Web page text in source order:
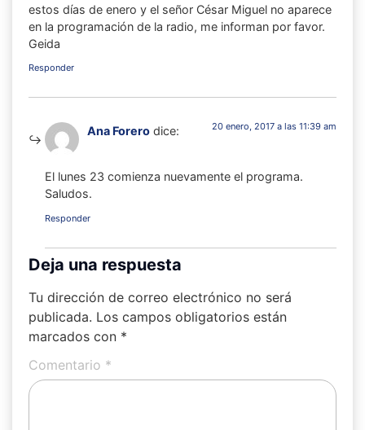
estos días de enero y el señor César Miguel no aparece
en la programación de la radio, me informan por favor.
Geida
Responder
Ana Forero dice: 20 enero, 2017 a las 11:39 am
El lunes 23 comienza nuevamente el programa.
Saludos.
Responder
Deja una respuesta
Tu dirección de correo electrónico no será
publicada. Los campos obligatorios están
marcados con *
Comentario *